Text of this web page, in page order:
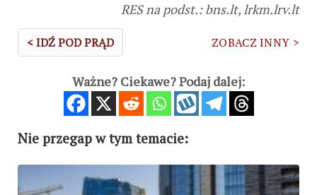
RES na podst.: bns.lt, lrkm.lrv.lt
< IDŹ POD PRĄD ZOBACZ INNY >
Ważne? Ciekawe? Podaj dalej:
Nie przegap w tym temacie: